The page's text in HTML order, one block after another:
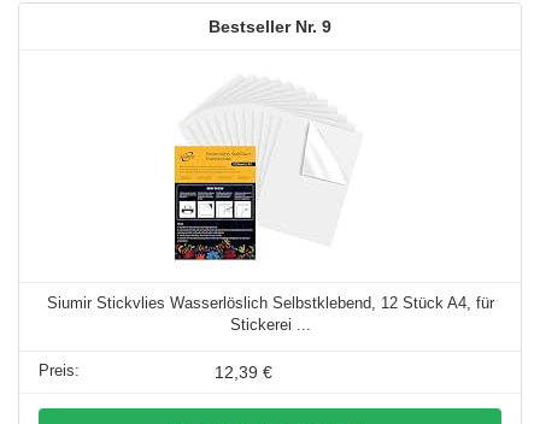
9
Siumir Stickvlies Wasserlöslich Selbstklebend, 12 Stück A4, für
Stickerei ...
12,39 €